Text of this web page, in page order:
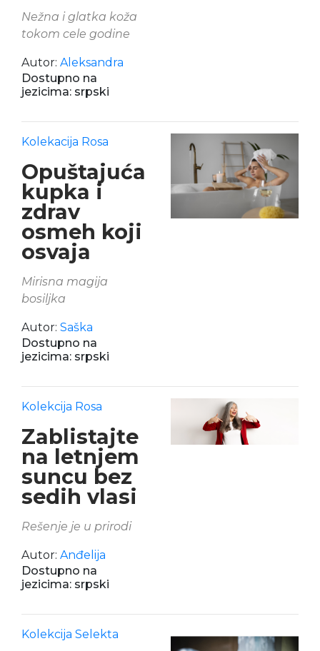
Nežna i glatka koža
tokom cele godine
Autor: Aleksandra
Dostupno na
jezicima: srpski
Kolekacija Rosa
Opuštajuća
kupka i
zdrav
osmeh koji
osvaja
Mirisna magija
bosiljka
Autor: Saška
Dostupno na
jezicima: srpski
Kolekcija Rosa
Zablistajte
na letnjem
suncu bez
sedih vlasi
Rešenje je u prirodi
Autor: Anđelija
Dostupno na
jezicima: srpski
Kolekcija Selekta